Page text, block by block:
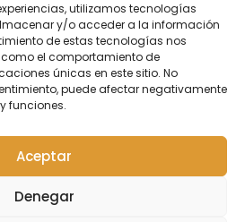
utilizamos tecnologías
y/o acceder a la información
de estas tecnologías nos
el comportamiento de
únicas en este sitio. No
puede afectar negativamente
funciones.
Aceptar
Denegar
Congreso